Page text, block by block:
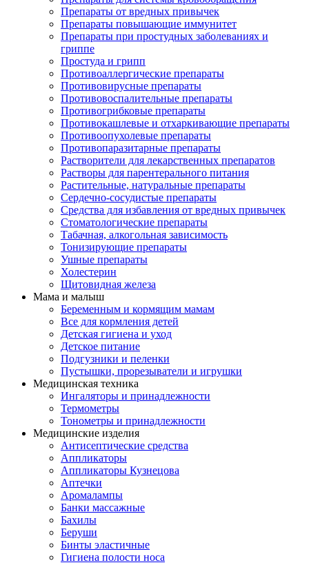
Препараты от вредных привычек
Препараты повышающие иммунитет
Препараты при простудных заболеваниях и
гриппе
Простуда и грипп
Противоаллергические препараты
Противовирусные препараты
Противовоспалительные препараты
Противогрибковые препараты
Противокашлевые и отхаркивающие препараты
Противоопухолевые препараты
Противопаразитарные препараты
Растворители для лекарственных препаратов
Растворы для парентерального питания
Растительные, натуральные препараты
Сердечно-сосудистые препараты
Средства для избавления от вредных привычек
Стоматологические препараты
Табачная, алкогольная зависимость
Тонизирующие препараты
Ушные препараты
Холестерин
Щитовидная железа
Мама и малыш
Беременным и кормящим мамам
Все для кормления детей
Детская гигиена и уход
Детское питание
Подгузники и пеленки
Пустышки, прорезыватели и игрушки
Медицинская техника
Ингаляторы и принадлежности
Термометры
Тонометры и принадлежности
Медицинские изделия
Антисептические средства
Аппликаторы
Аппликаторы Кузнецова
Аптечки
Аромалампы
Банки массажные
Бахилы
Беруши
Бинты эластичные
Гигиена полости носа